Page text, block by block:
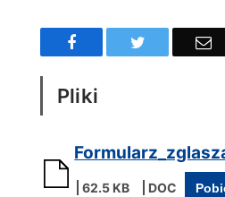
FacebookTwitter
Pliki
62.5 KB